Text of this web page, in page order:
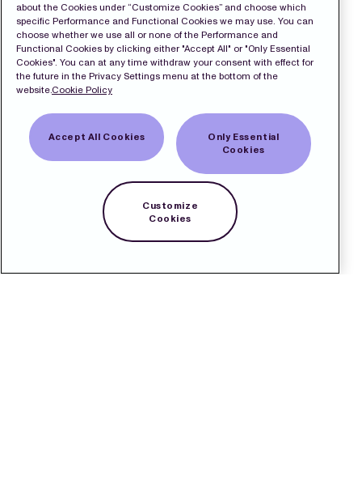
about the Cookies under “Customize Cookies” and choose which
specific Performance and Functional Cookies we may use. You can
choose whether we use all or none of the Performance and
Functional Cookies by clicking either "Accept All" or "Only Essential
Cookies". You can at any time withdraw your consent with effect for
the future in the Privacy Settings menu at the bottom of the
website.Cookie Policy
Accept All Cookies
Only Essential
Cookies
Customize
Cookies